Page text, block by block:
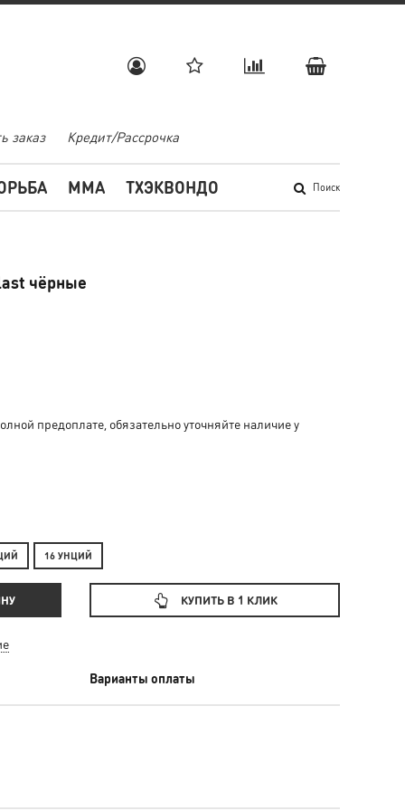
заказ Кредит/Рассрочка
Поиск
MMA ТХЭКВОНДО
чёрные
предоплате, обязательно уточняйте наличие у
16 УНЦИЙ
КУПИТЬ В 1 КЛИК
Варианты оплаты